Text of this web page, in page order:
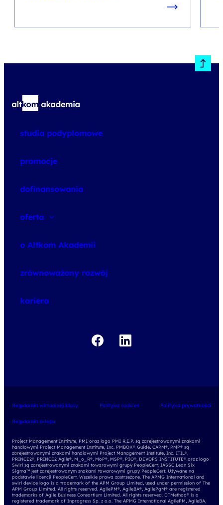
studia podyplomowe
promocje
dofinansowania
oferta
o Altkom Akademii
zrównoważony rozwój
kariera
Regulamin wirtualnej klasy Polityka cookies Polityka prywatności
Regulamin sklepu
Project Management Institute, PMI oraz logo PMI R.E.P. są zarejestrowanymi znakami
handlowymi Project Management Institute, Inc. PMBOK® Guide, CAPM®, PMP® są
zarejestrowanymi znakami handlowymi Project Management Institute, Inc. ITIL®,
PRINCE2®, PRINCE2 Agile®, M_o_R®, MoP®, MSP®, P3O®, DEVOPS INSTITUTE® oraz logo
Swirl są zarejestrowanymi znakami towarowymi grupy PeopleCert. IASSC Lean Six
Sigma™ jest zarejestrowanym znakami towarowymi grupy PeopleCert. Używane na
podstawie licencji PeopleCert. Wszelkie prawa zastrzeżone. The APMG International and
swirl device logo is a trademark of the APM Group Limited, used under permission of The
APM Group Limited. All rights reserved. AgilePM®, AgileBA®, AgilePgM® are registered
trademarks of Agile Business Consortium Limited. All rights reserved. DTMethod® is a
registered trademark of Inprogress Sp. z o.o. The APMG International AgilePM, AgileBA,